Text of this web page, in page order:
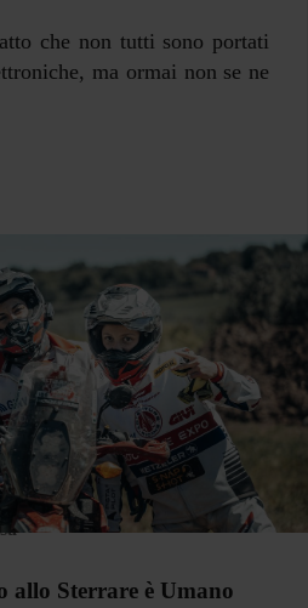
che non tutti sono portati
ma ormai non se ne
allo Sterrare è Umano